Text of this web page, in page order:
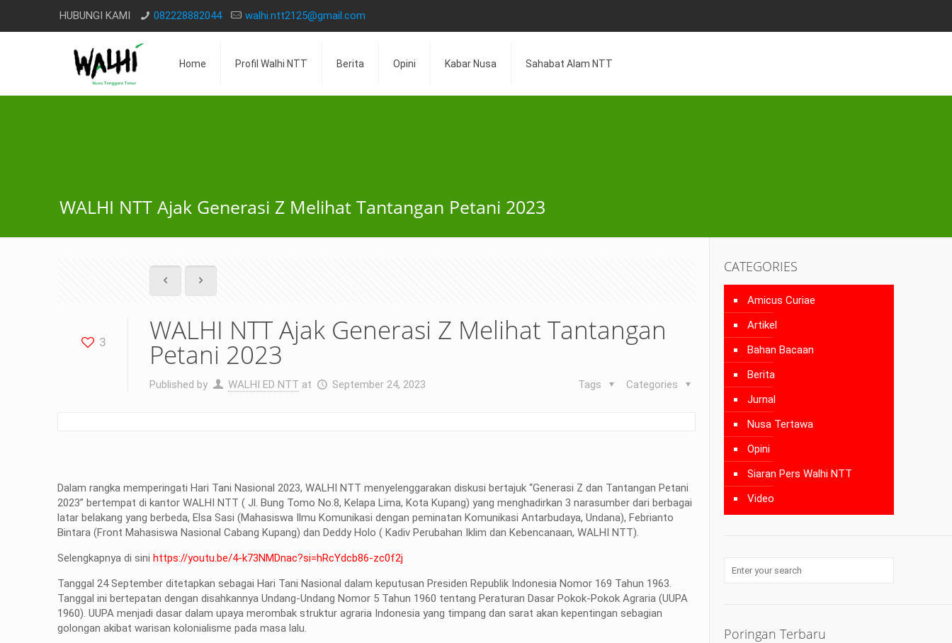
HUBUNGI KAMI 082228882044 walhi.ntt2125@gmail.com
Home Profil Walhi NTT Berita Opini Kabar Nusa Sahabat Alam NTT
WALHI NTT Ajak Generasi Z Melihat Tantangan Petani 2023
3 WALHI NTT Ajak Generasi Z Melihat Tantangan
Petani 2023
Published by WALHI ED NTT at September 24, 2023 Categories
Tags
Dalam rangka memperingati Hari Tani Nasional 2023, WALHI NTT menyelenggarakan diskusi bertajuk “Generasi Z dan Tantangan Petani
2023” bertempat di kantor WALHI NTT ( Jl. Bung Tomo No.8, Kelapa Lima, Kota Kupang) yang menghadirkan 3 narasumber dari berbagai
latar belakang yang berbeda, Elsa Sasi (Mahasiswa Ilmu Komunikasi dengan peminatan Komunikasi Antarbudaya, Undana), Febrianto
Bintara (Front Mahasiswa Nasional Cabang Kupang) dan Deddy Holo ( Kadiv Perubahan Iklim dan Kebencanaan, WALHI NTT).
Selengkapnya di sinihttps://youtu.be/4-k73NMDnac?si=hRcYdcb86-zc0f2j
Tanggal 24 September ditetapkan sebagai Hari Tani Nasional dalam keputusan Presiden Republik Indonesia Nomor 169 Tahun 1963.
Tanggal ini bertepatan dengan disahkannya Undang-Undang Nomor 5 Tahun 1960 tentang Peraturan Dasar Pokok-Pokok Agraria (UUPA
1960). UUPA menjadi dasar dalam upaya merombak struktur agraria Indonesia yang timpang dan sarat akan kepentingan sebagian
golongan akibat warisan kolonialisme pada masa lalu.
CATEGORIES
Amicus Curiae
Artikel
Bahan Bacaan
Berita
Jurnal
Nusa Tertawa
Opini
Siaran Pers Walhi NTT
Video
Poringan Terbaru